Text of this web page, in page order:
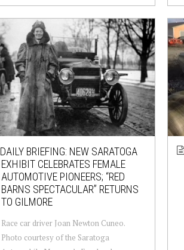
DAILY BRIEFING: NEW SARATOGA
EXHIBIT CELEBRATES FEMALE
AUTOMOTIVE PIONEERS; “RED
BARNS SPECTACULAR” RETURNS
TO GILMORE
Race car driver Joan Newton Cuneo.
Photo courtesy of the Saratoga